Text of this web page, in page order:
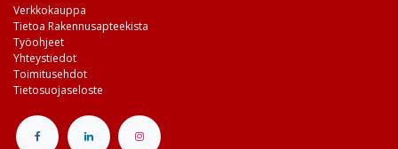
Verkkokauppa
Tietoa Rakennusapteekista
Työohjeet
Yhteystiedot
Toimitusehdot
Tietosuojaseloste